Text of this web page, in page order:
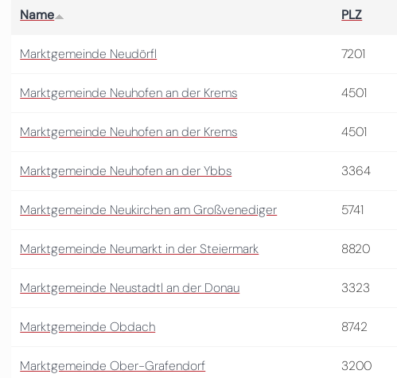
Name PLZ
Marktgemeinde Neudörfl 7201
Marktgemeinde Neuhofen an der Krems 4501
Marktgemeinde Neuhofen an der Krems 4501
Marktgemeinde Neuhofen an der Ybbs 3364
Marktgemeinde Neukirchen am Großvenediger 5741
Marktgemeinde Neumarkt in der Steiermark 8820
Marktgemeinde Neustadtl an der Donau 3323
Marktgemeinde Obdach 8742
Marktgemeinde Ober-Grafendorf 3200